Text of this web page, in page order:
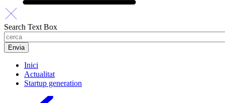
Search Text Box
Inici
Actualitat
Startup generation